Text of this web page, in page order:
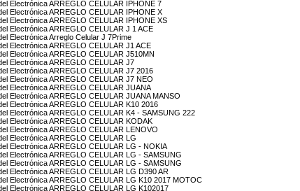
Electrónica ARREGLO CELULAR IPHONE 7
Electrónica ARREGLO CELULAR IPHONE X
Electrónica ARREGLO CELULAR IPHONE XS
Electrónica ARREGLO CELULAR J 1 ACE
Electrónica Arreglo Celular J 7Prime
Electrónica ARREGLO CELULAR J1 ACE
Electrónica ARREGLO CELULAR J510MN
Electrónica ARREGLO CELULAR J7
Electrónica ARREGLO CELULAR J7 2016
Electrónica ARREGLO CELULAR J7 NEO
Electrónica ARREGLO CELULAR JUANA
Electrónica ARREGLO CELULAR JUANA MANSO
Electrónica ARREGLO CELULAR K10 2016
Electrónica ARREGLO CELULAR K4 - SAMSUNG 222
Electrónica ARREGLO CELULAR KODAK
Electrónica ARREGLO CELULAR LENOVO
Electrónica ARREGLO CELULAR LG
Electrónica ARREGLO CELULAR LG - NOKIA
Electrónica ARREGLO CELULAR LG - SAMSUNG
Electrónica ARREGLO CELULAR LG - SAMSUNG
Electrónica ARREGLO CELULAR LG D390 AR
Electrónica ARREGLO CELULAR LG K10 2017 MOTOC
Electrónica ARREGLO CELULAR LG K102017